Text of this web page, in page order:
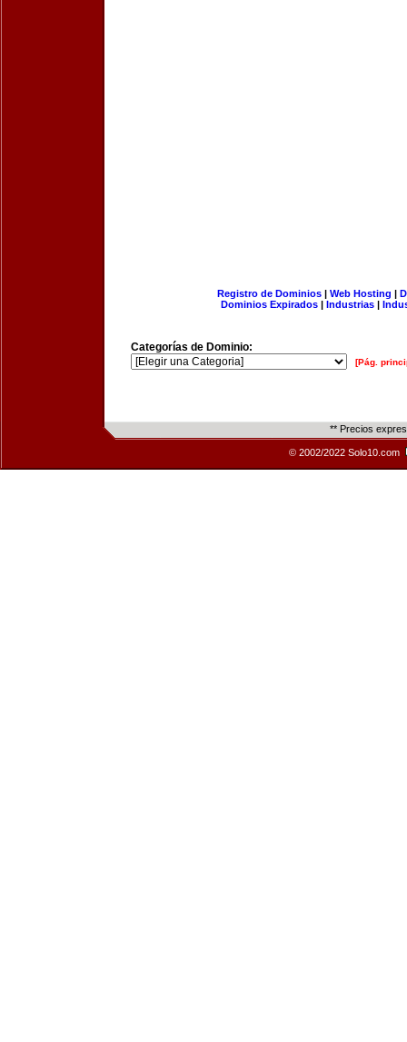
Registro de Dominios| Web Hosting |
Dominios Expirados | Industrias |
Categorías de Dominio:
[Pág.
** Precios
© 2002/2022 Solo10.com